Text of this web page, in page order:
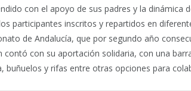
con el apoyo de sus padres y la dinámica
participantes inscritos y repartidos en
de Andalucía, que por segundo año
contó con su aportación solidaria, con una
buñuelos y rifas entre otras opciones para